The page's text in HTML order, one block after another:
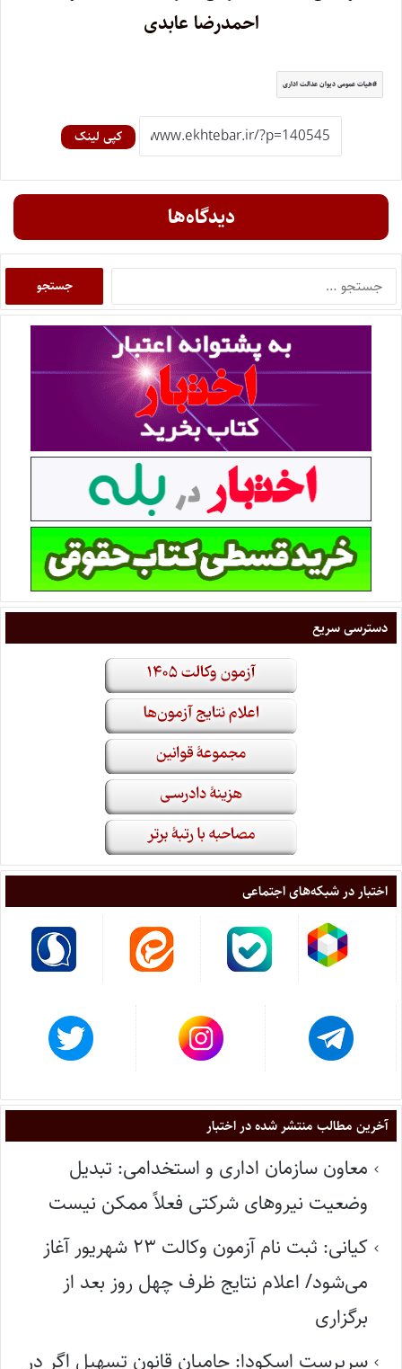
احمدرضا عابدی
هیات عمومی دیوان عدالت اداری
کپی لینک
دیدگاه‌ها
دسترسی سریع
اختبار در شبکه‌های اجتماعی
آخرین مطالب منتشر شده در اختبار
معاون سازمان اداری و استخدامی: تبدیل
وضعیت نیروهای شرکتی فعلاً ممکن نیست
کیانی: ثبت نام آزمون وکالت ۲۳ شهریور آغاز
می‌شود/ اعلام نتایج ظرف چهل روز بعد از
برگزاری
سرپرست اسکودا: حامیان قانون تسهیل اگر در